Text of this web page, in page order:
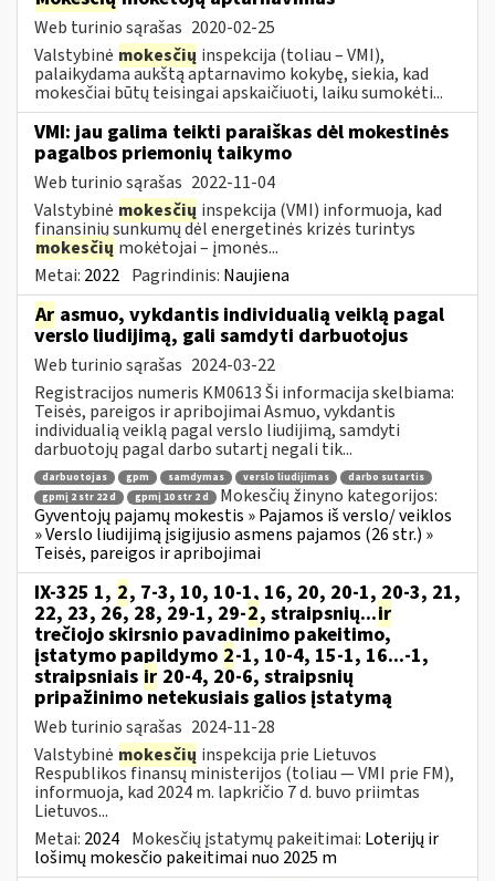
Web turinio sąrašas 2020-02-25
Valstybinė mokesčių inspekcija (toliau – VMI),
palaikydama aukštą aptarnavimo kokybę, siekia, kad
mokesčiai būtų teisingai apskaičiuoti, laiku sumokėti...
VMI: jau galima teikti paraiškas dėl mokestinės
pagalbos priemonių taikymo
Web turinio sąrašas 2022-11-04
Valstybinė mokesčių inspekcija (VMI) informuoja, kad
finansinių sunkumų dėl energetinės krizės turintys
mokesčių mokėtojai – įmonės...
Metai: 2022 Pagrindinis: Naujiena
Ar asmuo, vykdantis individualią veiklą pagal
verslo liudijimą, gali samdyti darbuotojus
Web turinio sąrašas 2024-03-22
Registracijos numeris KM0613 Ši informacija skelbiama:
Teisės, pareigos ir apribojimai Asmuo, vykdantis
individualią veiklą pagal verslo liudijimą, samdyti
darbuotojų pagal darbo sutartį negali tik...
darbuotojas gpm samdymas verslo liudijimas
darbo sutartis
gpmį 2 str 22 d
gpmį 10 str 2 d
Mokesčių žinyno kategorijos:
Gyventojų pajamų mokestis » Pajamos iš verslo/ veiklos
» Verslo liudijimą įsigijusio asmens pajamos (26 str.) »
Teisės, pareigos ir apribojimai
IX-325 1, 2, 7-3, 10, 10-1, 16, 20, 20-1, 20-3, 21,
22, 23, 26, 28, 29-1, 29-2, straipsnių...ir
trečiojo skirsnio pavadinimo pakeitimo,
įstatymo papildymo 2-1, 10-4, 15-1, 16...-1,
straipsniais ir 20-4, 20-6, straipsnių
pripažinimo netekusiais galios įstatymą
Web turinio sąrašas 2024-11-28
Valstybinė mokesčių inspekcija prie Lietuvos
Respublikos finansų ministerijos (toliau — VMI prie FM),
informuoja, kad 2024 m. lapkričio 7 d. buvo priimtas
Lietuvos...
Metai: 2024 Mokesčių įstatymų pakeitimai: Loterijų ir
lošimų mokesčio pakeitimai nuo 2025 m